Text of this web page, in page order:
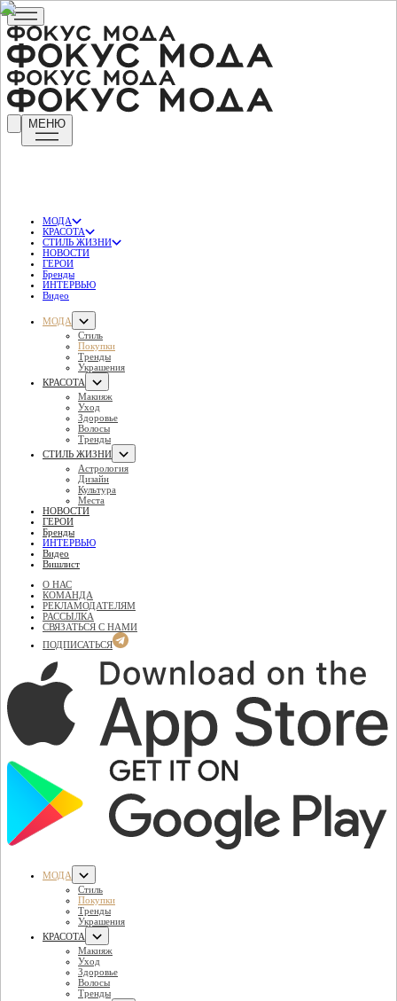
МЕНЮ
МОДА
КРАСОТА
СТИЛЬ ЖИЗНИ
НОВОСТИ
ГЕРОИ
Бренды
ИНТЕРВЬЮ
Видео
МОДА
Стиль
Покупки
Тренды
Украшения
КРАСОТА
Макияж
Уход
Здоровье
Волосы
Тренды
СТИЛЬ ЖИЗНИ
Астрология
Дизайн
Культура
Места
НОВОСТИ
ГЕРОИ
Бренды
ИНТЕРВЬЮ
Видео
Вишлист
О НАС
КОМАНДА
РЕКЛАМОДАТЕЛЯМ
РАССЫЛКА
СВЯЗАТЬСЯ С НАМИ
ПОДПИСАТЬСЯ
МОДА
Стиль
Покупки
Тренды
Украшения
КРАСОТА
Макияж
Уход
Здоровье
Волосы
Тренды